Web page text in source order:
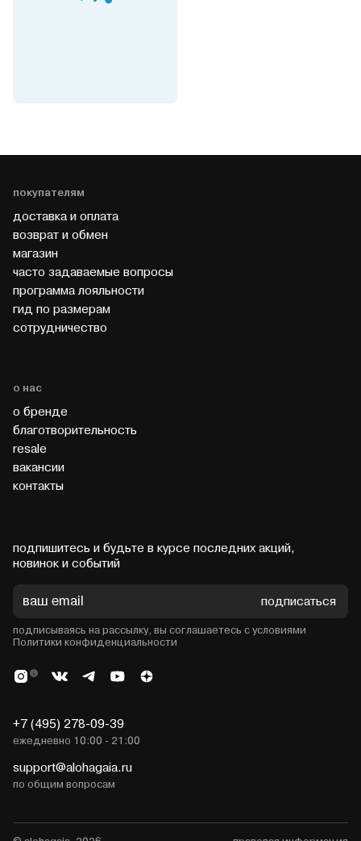
покупателям
доставка и оплата
возврат и обмен
магазин
часто задаваемые вопросы
программа лояльности
гид по размерам
cотрудничество
о нас
о бренде
благотворительность
resale
вакансии
контакты
+7 (495) 278-09-39
ежедневно 10:00 - 21:00
support@alohagaia.ru
по общим вопросам
подпишитесь и будьте в курсе последних акций,
новинок и событий
подписаться
подписываясь на рассылку, вы соглашаетесь с условиями
Политики конфиденциальности